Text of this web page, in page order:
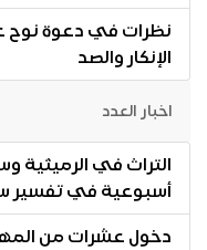
نظرات في دعوة نوح
الإنكار والصد
اخبار العدد
التراث في
أسبوعية في تفسير
دخول عشرات من